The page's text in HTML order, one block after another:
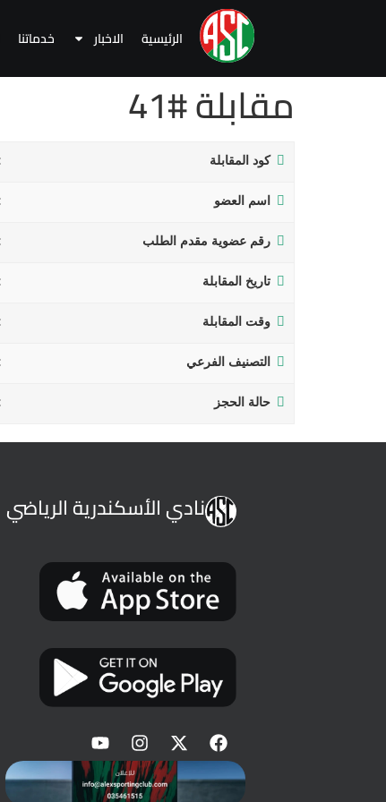
الرئيسية الاخبار خدماتنا
مقابلة #41
كود المقابلة
اسم العضو
رقم عضوية مقدم الطلب
تاريخ المقابلة
وقت المقابلة
التصنيف الفرعي
حالة الحجز
نادي الأسكندرية الرياضي